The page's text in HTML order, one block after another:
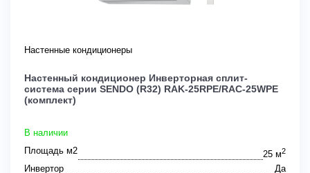
Настенные кондиционеры
Настенный кондиционер Инверторная сплит-
система серии SENDO (R32) RAK-25RPE/RAC-25WPE
(комплект)
В наличии
Площадь м2
25 м2
Инвертор
Да